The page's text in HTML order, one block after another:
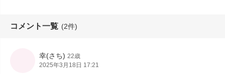
コメント一覧 (2件)
幸(さち) 22歳
2025年3月18日 17:21